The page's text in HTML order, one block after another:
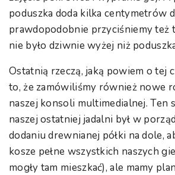
poduszka doda kilka centymetrów
prawdopodobnie przyciśniemy też
nie było dziwnie wyżej niż
Ostatnią rzeczą, jaką powiem o tej
to, że zamówiliśmy również nowe
naszej konsoli multimedialnej. Ten
naszej ostatniej jadalni był w
dodaniu drewnianej półki na dole,
kosze pełne wszystkich naszych
mogły tam mieszkać), ale mamy